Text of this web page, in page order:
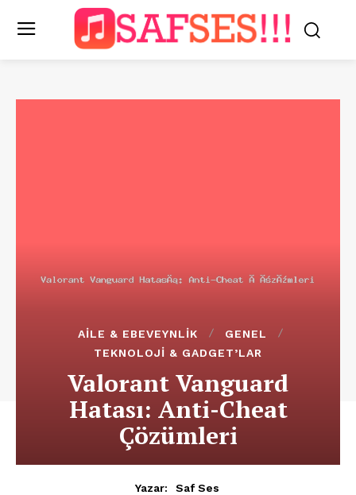
AILE & EBEVEYNLIK
GENEL
TEKNOLOJI & GADGET’LAR
Valorant Vanguard
Hatası: Anti-Cheat
Çözümleri
Yazar:
Saf Ses